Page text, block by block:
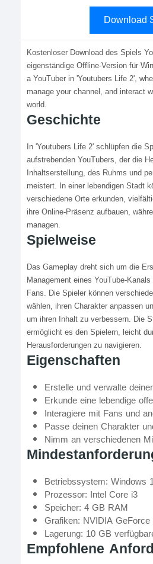
Download
Kostenloser Download des Spiels
eigenständige Offline-Version für
a YouTuber in 'Youtubers Life 2',
manage your channel, and interact
world.
Geschichte
In 'Youtubers Life 2' schlüpfen die
aufstrebenden YouTubers, der die
Inhaltserstellung, des Ruhms und
meistert. In einer lebendigen Stadt
verschiedene Orte erkunden,
ihre Online-Präsenz aufbauen,
managen.
Spielweise
Das Gameplay dreht sich um die
Management eines YouTube-
Fans. Die Spieler können
wählen, ihren Charakter anpassen
um ihren Inhalt zu verbessern. Die
ermöglicht es den Spielern, leicht
Herausforderungen zu navigieren.
Eigenschaften
Erstelle und verwalte
Erkunde eine lebendige
Interagiere mit Fans und
Passe deinen Charakter
Nimm an verschiedenen
Betriebssystem: Windows
Prozessor: Intel Core i3
Speicher: 4 GB RAM
Grafiken: NVIDIA
Lagerung: 10 GB
Empfohlene